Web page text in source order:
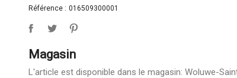
Référence : 016509300001
Magasin
L'article est disponible dans le magasin: Woluwe-